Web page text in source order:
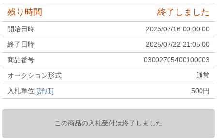
残り時間 終了しました
開始日時
2025/07/16 00:00:00
終了日時
2025/07/22 21:05:00
商品番号
03002705400100003
オークション形式
通常
入札単位 [詳細] 500円
この商品の入札受付は終了しました